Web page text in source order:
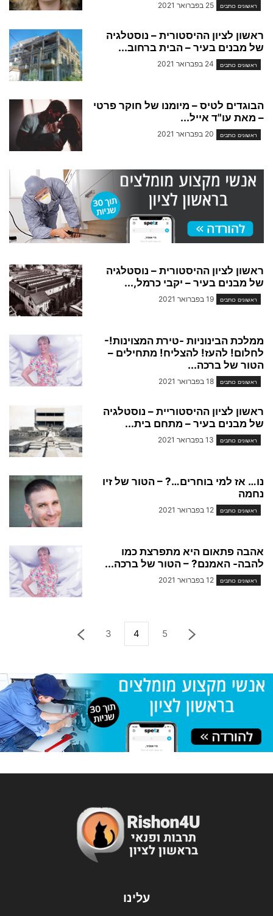
ראשונים כותבים 25 בפברואר 2021
ראשון לציון ההיסטורית – נוסטלגיה
של מבנים בעיר – הבית ברחוב...
ראשונים כותבים 24 בפברואר 2021
הבוגדים לטיס – מיומנו של חוקר פרטי
– מאת עו"ד אייל...
ראשונים כותבים 20 בפברואר 2021
ראשון לציון ההיסטורית – נוסטלגיה
של מבנים בעיר – יקבי כרמל,...
ראשונים כותבים 19 בפברואר 2021
ממלכת הבינוניות -טירת המצוינות!-
לחלום! להעז! להצליח! מתחילים –
הטור של ברכה...
ראשונים כותבים 18 בפברואר 2021
ראשון לציון ההיסטוריית – נוסטלגיה
של מבנים בעיר – מתחם בית...
ראשונים כותבים 13 בפברואר 2021
נו… אז למי בוחרים…? – הטור של זיו
נחמה
ראשונים כותבים 12 בפברואר 2021
אהבה פתאום היא מתפרצת כמו
להבה- האמנם? – הטור של ברכה...
ראשונים כותבים 12 בפברואר 2021
3 4 5
עלינו